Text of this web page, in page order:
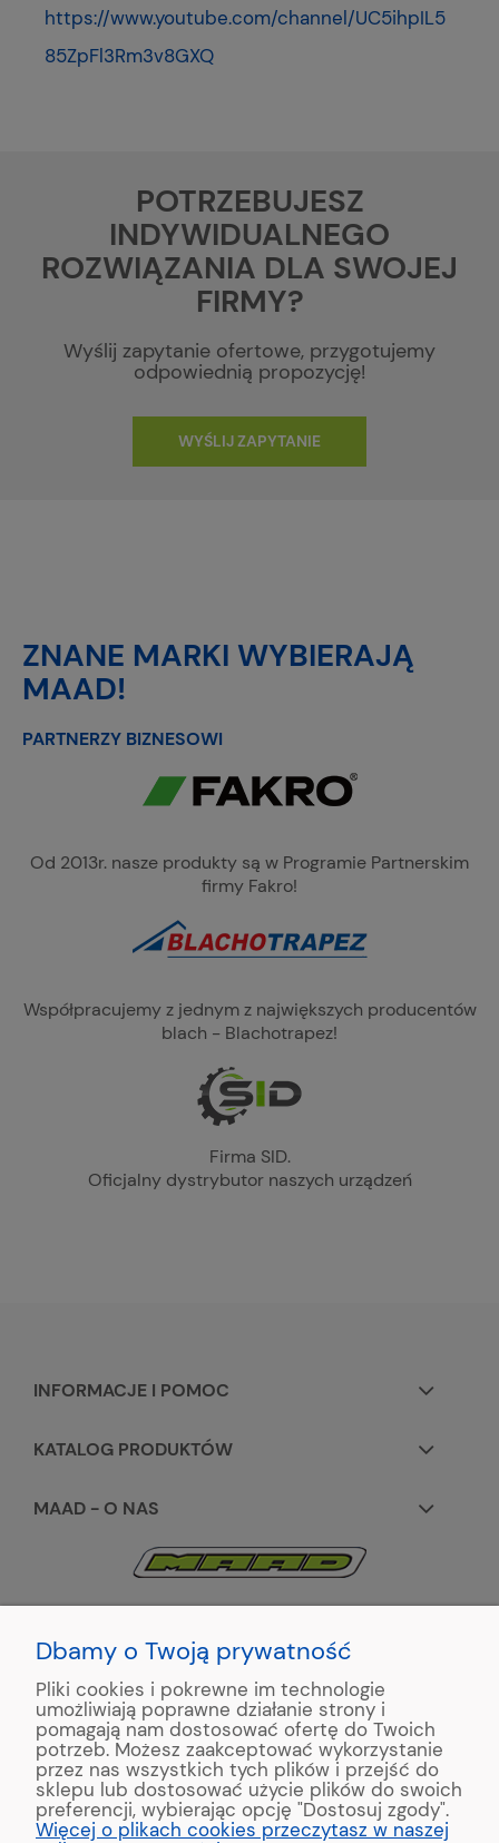
https://www.youtube.com/channel/UC5ihpIL5
85ZpFl3Rm3v8GXQ
POTRZEBUJESZ
INDYWIDUALNEGO
ROZWIĄZANIA DLA SWOJEJ
FIRMY?
Wyślij zapytanie ofertowe, przygotujemy
odpowiednią propozycję!
WYŚLIJ ZAPYTANIE
ZNANE MARKI WYBIERAJĄ
MAAD!
PARTNERZY BIZNESOWI
Od 2013r. nasze produkty są w Programie Partnerskim
firmy Fakro!
Współpracujemy z jednym z największych producentów
blach - Blachotrapez!
Firma SID.
Oficjalny dystrybutor naszych urządzeń
INFORMACJE I POMOC
KATALOG PRODUKTÓW
MAAD - O NAS
+48 663195531
ul. Reymonta 2
89-500 Tuchola
Copyright © 2022 MAAD Zaginarki - Producent Maszyn
Blacharskich. Produkcja:MinisterstwoReklamy.pl
Dbamy o Twoją prywatność
Pliki cookies i pokrewne im technologie
umożliwiają poprawne działanie strony i
pomagają nam dostosować ofertę do Twoich
potrzeb. Możesz zaakceptować wykorzystanie
przez nas wszystkich tych plików i przejść do
sklepu lub dostosować użycie plików do swoich
preferencji, wybierając opcję "Dostosuj zgody".
Więcej o plikach cookies przeczytasz w naszej